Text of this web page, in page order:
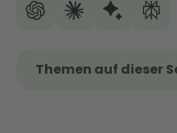
Themen auf dieser